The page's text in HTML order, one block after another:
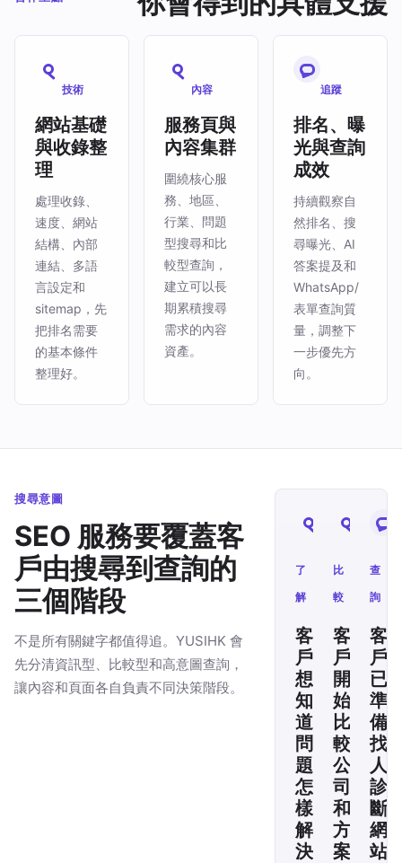
技術
網站基礎
與收錄整
理
處理收錄、
速度、網站
結構、內部
連結、多語
言設定和
sitemap，先
把排名需要
的基本條件
整理好。
內容
服務頁與
內容集群
圍繞核心服
務、地區、
行業、問題
型搜尋和比
較型查詢，
建立可以長
期累積搜尋
需求的內容
資產。
追蹤
排名、曝
光與查詢
成效
持續觀察自
然排名、搜
尋曝光、AI
答案提及和
WhatsApp/
表單查詢質
量，調整下
一步優先方
向。
搜尋意圖
SEO 服務要覆蓋客
戶由搜尋到查詢的
三個階段
不是所有關鍵字都值得追。YUSIHK 會
先分清資訊型、比較型和高意圖查詢，
讓內容和頁面各自負責不同決策階段。
了
解
客
戶
想
知
道
問
題
怎
樣
解
決
比
較
客
戶
開
始
比
較
公
司
和
方
案
查
詢
客
戶
已
準
備
找
人
診
斷
網
站